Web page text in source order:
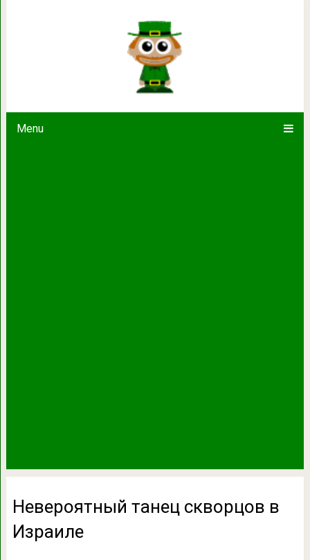
Menu
Невероятный танец
Невероятный танец скворцов в
Израиле